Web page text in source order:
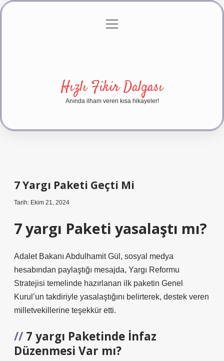
Gizlilik Politikası
menüyü
Hızlı Fikir Dalgası
Anında ilham veren kısa hikayeler!
7 Yargı Paketi Geçti Mi
Tarih: Ekim 21, 2024
7 yargı Paketi yasalaştı mı?
Adalet Bakanı Abdulhamit Gül, sosyal medya
hesabından paylaştığı mesajda, Yargı Reformu
Stratejisi temelinde hazırlanan ilk paketin Genel
Kurul’un takdiriyle yasalaştığını belirterek, destek veren
milletvekillerine teşekkür etti.
7 yargı Paketinde İnfaz
Düzenmesi Var mı?